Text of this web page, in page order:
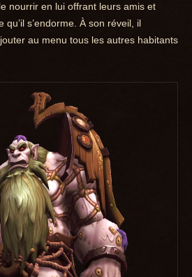
nourrir en lui offrant leurs amis et
qu’il s’endorme. À son réveil, il
au menu tous les autres habitants